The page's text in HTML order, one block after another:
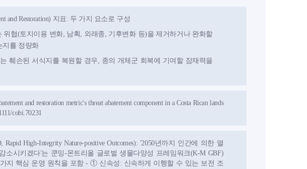
and Restoration) 지표: 두 가지 요소로 구성
위협(토지이용 변화, 남획, 외래종, 기후변화 등)을 제거하거나 완화할
지를 정량화
훼손된 서식지를 복원할 경우, 종의 개체군 회복에 기여할 잠재력을
and restoration metric's threat abatement component in a Costa Rican lands
cobi.70231
High-Integrity Nature-positive Outcomes): '2050년까지 인간에 의한 멸
소시키겠다'는 쿤밍-몬트리올 글로벌 생물다양성 프레임워크(K-M GBF)
지 핵심 운영 원칙을 포함 - ① 신속성: 신속하게 이행할 수 있는 보전 조